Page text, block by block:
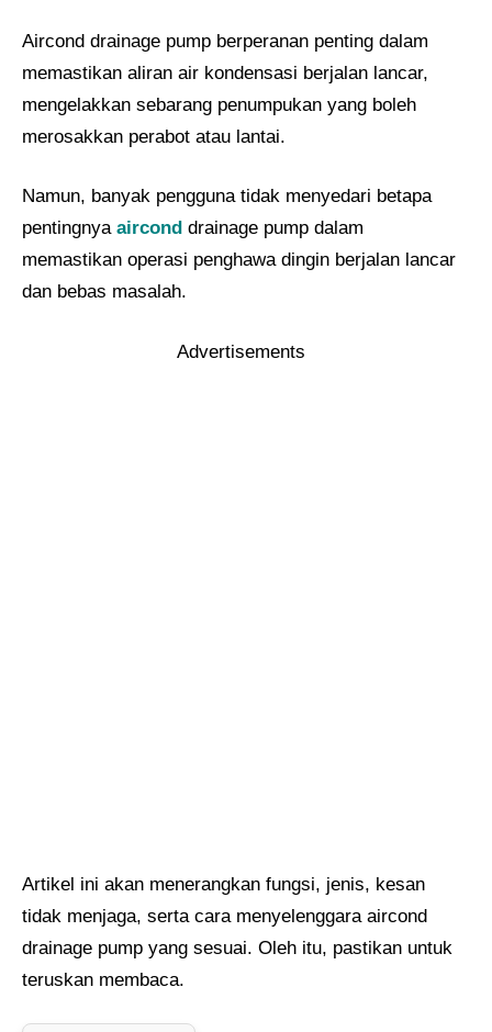
Aircond drainage pump berperanan penting dalam
memastikan aliran air kondensasi berjalan lancar,
mengelakkan sebarang penumpukan yang boleh
merosakkan perabot atau lantai.
Namun, banyak pengguna tidak menyedari betapa
pentingnya aircond drainage pump dalam
memastikan operasi penghawa dingin berjalan lancar
dan bebas masalah.
Advertisements
Artikel ini akan menerangkan fungsi, jenis, kesan
tidak menjaga, serta cara menyelenggara aircond
drainage pump yang sesuai. Oleh itu, pastikan untuk
teruskan membaca.